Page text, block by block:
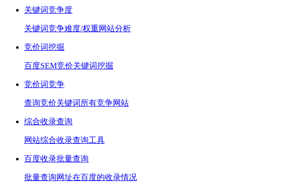
关键词竞争度
关键词竞争难度/权重网站分析
竞价词挖掘
百度SEM竞价关键词挖掘
竞价词竞争
查询竞价关键词所有竞争网站
综合收录查询
网站综合收录查询工具
百度收录批量查询
批量查询网址在百度的收录情况